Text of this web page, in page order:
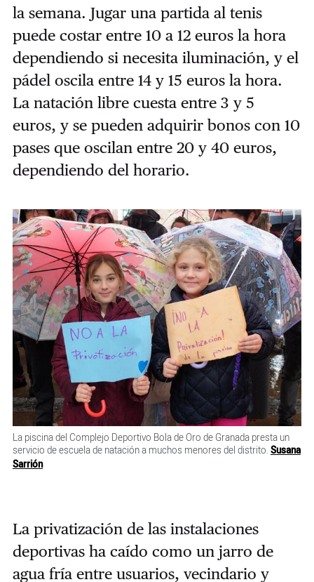
la semana. Jugar una partida al tenis
puede costar entre 10 a 12 euros la hora
dependiendo si necesita iluminación, y el
pádel oscila entre 14 y 15 euros la hora.
La natación libre cuesta entre 3 y 5
euros, y se pueden adquirir bonos con 10
pases que oscilan entre 20 y 40 euros,
dependiendo del horario.
La piscina del Complejo Deportivo Bola de Oro de Granada presta un
servicio de escuela de natación a muchos menores del distrito. Susana
Sarrión
La privatización de las instalaciones
deportivas ha caído como un jarro de
agua fría entre usuarios, vecindario y